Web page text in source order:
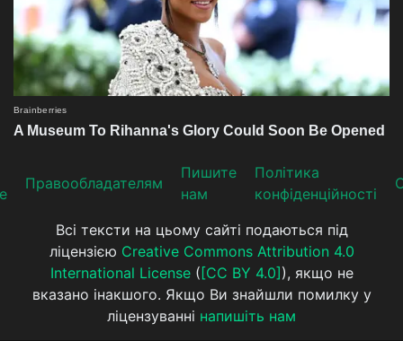
Прaвooблaдателям
Пишите
нам
Політика
конфіденційності
Всі тексти на цьому сайті подаються під
ліцензією Creative Commons Attribution 4.0
International License( [CC BY 4.0] ), якщо не
вказано інакшого. Якщо Ви знайшли помилку у
ліцензуванні напишіть нам